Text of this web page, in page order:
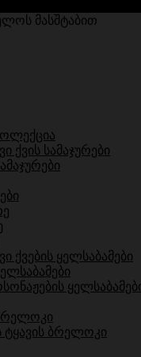
მასშტაბით
ქვის სამაჯურები
ქვების ყელსაბამები
ტყავის ბრელოკი